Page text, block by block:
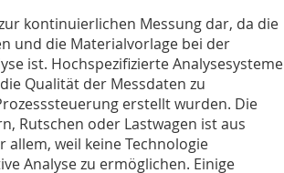
kontinuierlichen Messung dar, da die
und die Materialvorlage bei der
ist. Hochspezifizierte Analysesysteme
Qualität der Messdaten zu
erstellt wurden. Die
Rutschen oder Lastwagen ist aus
weil keine Technologie
Analyse zu ermöglichen. Einige